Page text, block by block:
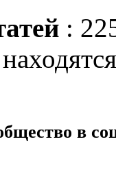
:
в